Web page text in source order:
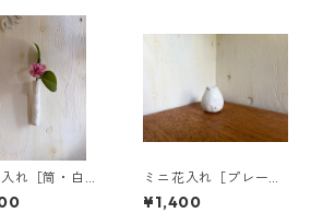
れ［筒・白化
ミニ花入れ［プレー
ン・白マット］
¥1,400